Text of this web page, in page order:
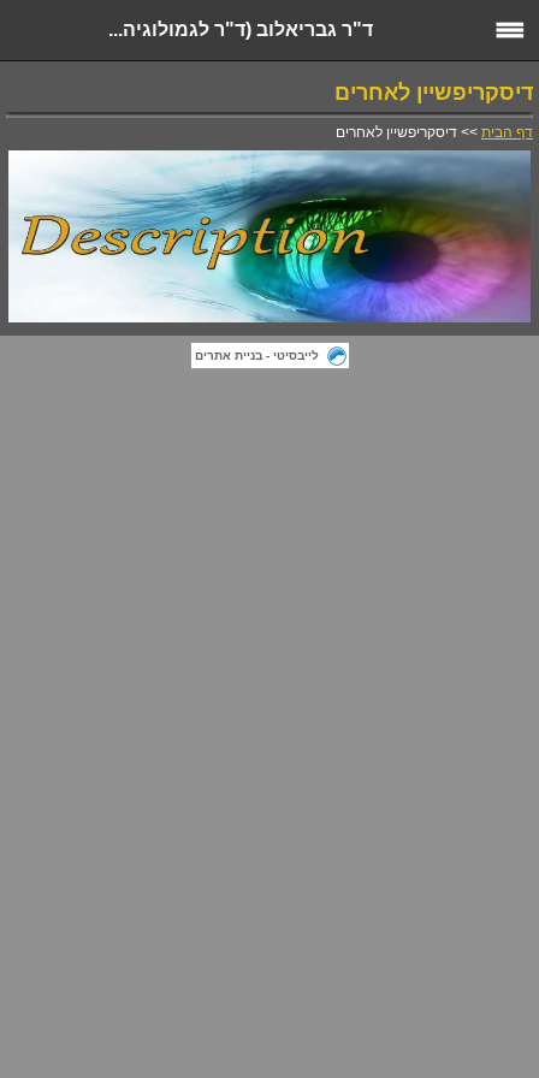
ד"ר גבריאלוב (ד"ר לגמולוגיה...
דיסקריפשיין לאחרים
דף הבית >> דיסקריפשיין לאחרים
לייבסיטי - בניית אתרים